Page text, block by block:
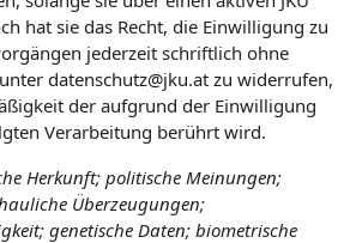
hat sie das Recht, die Einwilligung zu
jederzeit schriftlich ohne
datenschutz@jku.at zu widerrufen,
der aufgrund der Einwilligung
Verarbeitung berührt wird.
Herkunft; politische Meinungen;
Überzeugungen;
genetische Daten; biometrische